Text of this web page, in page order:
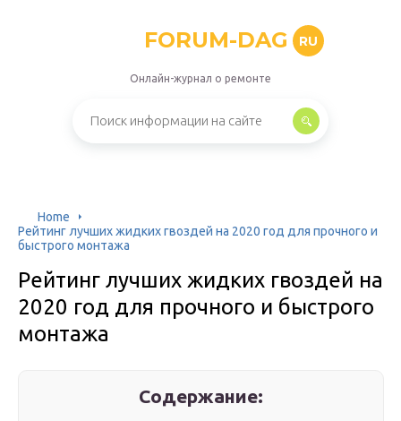
FORUM-DAG RU
Онлайн-журнал о ремонте
Home
Рейтинг лучших жидких гвоздей на 2020 год для прочного и
быстрого монтажа
Рейтинг лучших жидких гвоздей на
2020 год для прочного и быстрого
монтажа
Содержание: